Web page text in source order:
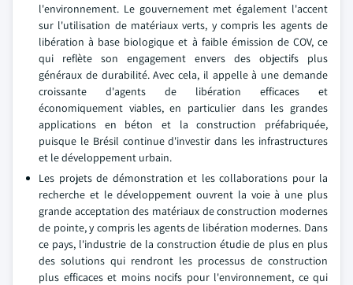
l'environnement. Le gouvernement met également l'accent
sur l'utilisation de matériaux verts, y compris les agents de
libération à base biologique et à faible émission de COV, ce
qui reflète son engagement envers des objectifs plus
généraux de durabilité. Avec cela, il appelle à une demande
croissante d'agents de libération efficaces et
économiquement viables, en particulier dans les grandes
applications en béton et la construction préfabriquée,
puisque le Brésil continue d'investir dans les infrastructures
et le développement urbain.
Les projets de démonstration et les collaborations pour la
recherche et le développement ouvrent la voie à une plus
grande acceptation des matériaux de construction modernes
de pointe, y compris les agents de libération modernes. Dans
ce pays, l'industrie de la construction étudie de plus en plus
des solutions qui rendront les processus de construction
plus efficaces et moins nocifs pour l'environnement, ce qui